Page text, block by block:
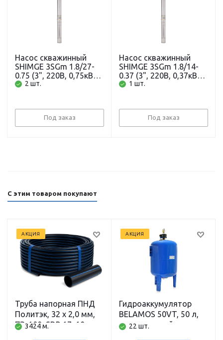
Насос скважинный
SHIMGE 3SGm 1.8/27-
0.75 (3", 220В, 0,75кВт,
3м3/ч, 115м, 1") с
2 шт.
Под заказ
Насос скважинный
SHIMGE 3SGm 1.8/14-
0.37 (3", 220В, 0,37кВт,
3м3/ч, 60м, 1") с
1 шт.
Под заказ
С этим товаром покупают
АКЦИЯ
Труба напорная ПНД
Политэк, 32 x 2,0 мм,
ПЭ-100, SDR 17, 10 атм,
3424 м.
АКЦИЯ
Гидроаккумулятор
BELAMOS 50VT, 50 л,
вертикальный
22 шт.